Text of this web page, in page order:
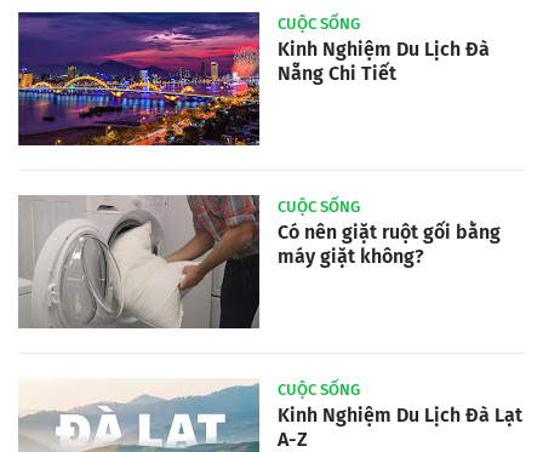
CUỘC SỐNG
Kinh Nghiệm Du Lịch Đà
Nẵng Chi Tiết
CUỘC SỐNG
Có nên giặt ruột gối bằng
máy giặt không?
CUỘC SỐNG
Kinh Nghiệm Du Lịch Đà Lạt
A-Z